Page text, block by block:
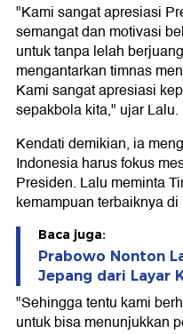
"Kami sangat apresiasi
semangat dan motivasi
untuk tanpa lelah
mengantarkan timnas
Kami sangat apresiasi
sepakbola kita," ujar Lalu.
Kendati demikian, ia
Indonesia harus fokus
Presiden. Lalu meminta
kemampuan terbaiknya
Baca juga:
Prabowo Nonton
Jepang dari Layar
"Sehingga tentu kami
untuk bisa menunjukkan